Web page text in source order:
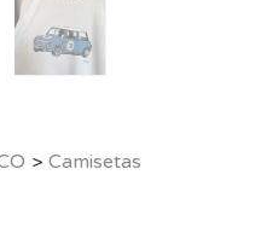
> Camisetas